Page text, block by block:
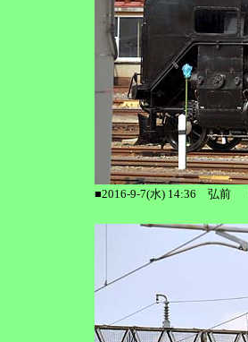
■2016-9-7(水) 14:36 弘前